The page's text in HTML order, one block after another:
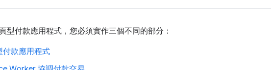
型付款應用程式，您必須實作三個不同的部分：
付款應用程式